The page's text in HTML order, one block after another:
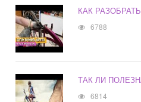
КАК
6788
ТАК ЛИ
6814